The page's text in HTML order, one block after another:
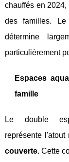
chauffés en
des familles. Le
détermine
particulièrement
Espaces
famille
Le double
représente
couverte. Cette